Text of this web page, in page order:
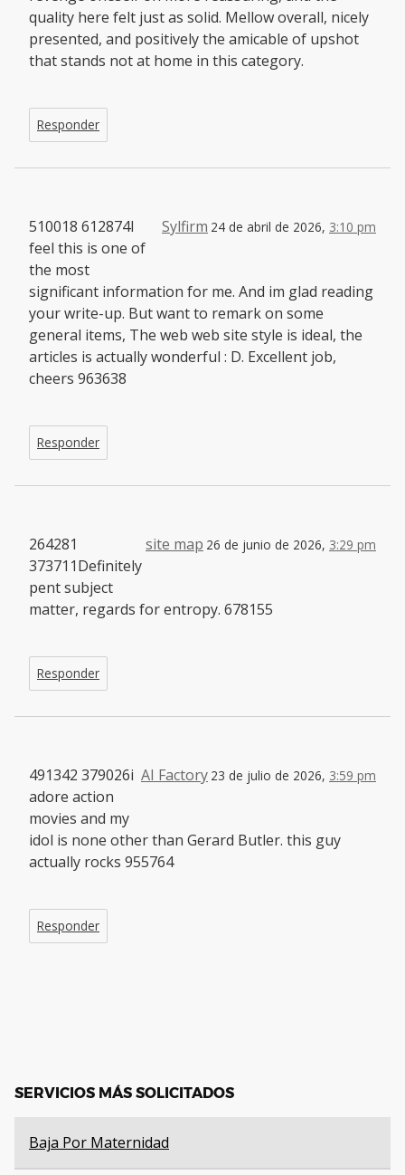
quality here felt just as solid. Mellow overall, nicely
presented, and positively the amicable of upshot
that stands not at home in this category.
Responder
Sylfirm 24 de abril de 2026, 3:10 pm
510018 612874I
feel this is one of
the most
significant information for me. And im glad reading
your write-up. But want to remark on some
general items, The web web site style is ideal, the
articles is actually wonderful : D. Excellent job,
cheers 963638
Responder
site map 26 de junio de 2026, 3:29 pm
264281
373711Definitely
pent subject
matter, regards for entropy. 678155
Responder
AI Factory 23 de julio de 2026, 3:59 pm
491342 379026i
adore action
movies and my
idol is none other than Gerard Butler. this guy
actually rocks 955764
Responder
SERVICIOS MÁS SOLICITADOS
Baja Por Maternidad